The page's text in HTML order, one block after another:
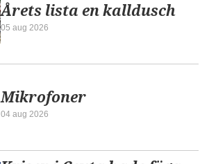
Årets lista en kalldusch
05 aug 2026
Mikrofoner
04 aug 2026